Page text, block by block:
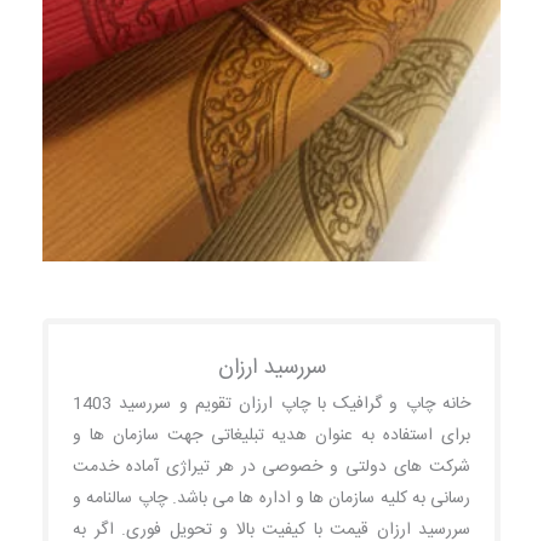
سررسید ارزان
خانه چاپ و گرافیک با چاپ ارزان تقویم و سررسید 1403
برای استفاده به عنوان هدیه تبلیغاتی جهت سازمان ها و
شرکت های دولتی و خصوصی در هر تیراژی آماده خدمت
رسانی به کلیه سازمان ها و اداره ها می باشد. چاپ سالنامه و
سررسید ارزان قیمت با کیفیت بالا و تحویل فوری. اگر به